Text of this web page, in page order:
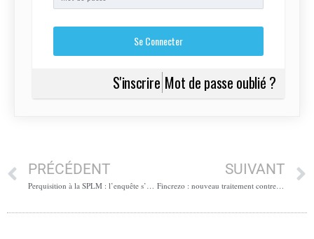
S'inscrire Mot de passe oublié ?
PRÉCÉDENT
Perquisition à la SPLM : l’enquête s’accélère à La Valette-du-Var
SUIVANT
Fincrezo : nouveau traitement contre la calvitie, mais…